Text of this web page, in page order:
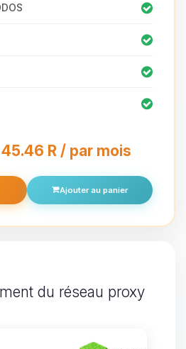
R / par mois
Ajouter au panier
du réseau proxy